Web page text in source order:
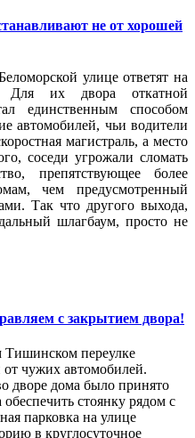
не от хорошей
улице ответят на
Для их двора откатной
единственным способом
автомобилей, чьи водители
магистраль, а место
соседи угрожали сломать
препятствующее более
чем предусмотренный
Так что другого выхода,
шлагбаум, просто не
с закрытием двора!
переулке
от чужих автомобилей.
дворе дома было принято
стоянку рядом с
парковка на улице
в круглосуточное